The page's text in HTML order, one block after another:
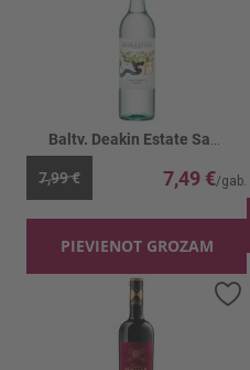
7,99 € 7,49 €
PIEVIENOT GROZAM